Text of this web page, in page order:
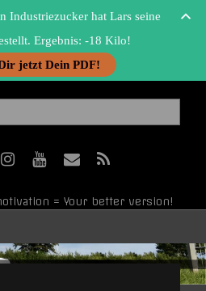
= Your better version!
Industriezucker hat Lars seine
Ergebnis: -18 Kilo!
jetzt Dein PDF!